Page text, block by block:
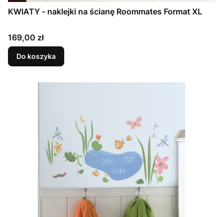
KWIATY - naklejki na ścianę Roommates Format XL
Cena
169,00 zł
Do koszyka